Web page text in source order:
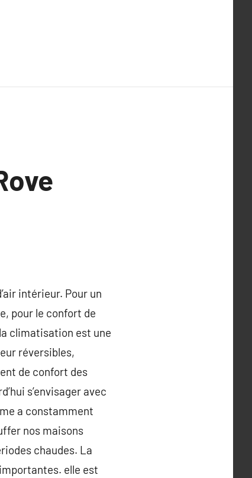
intérieur. Pour un
pour le confort de
climatisation est une
réversibles,
de confort des
s’envisager avec
a constamment
nos maisons
chaudes. La
elle est